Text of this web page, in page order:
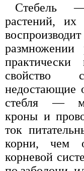
Стебель
растений,
свойство
недостающие
стебля —
кроны и
ток
корни, чем
корневой